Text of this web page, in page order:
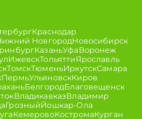
Краснодар
НовгородНовосибирск
КазаньУфаВоронеж
ИжевскТольяттиЯрославль
ТомскТюменьИркутскСамара
ПермьУльяновскКиров
БелгородБлаговещенск
ВладикавказВладимир
ГрозныйЙошкар-Ола
КемеровоКостромаКурган